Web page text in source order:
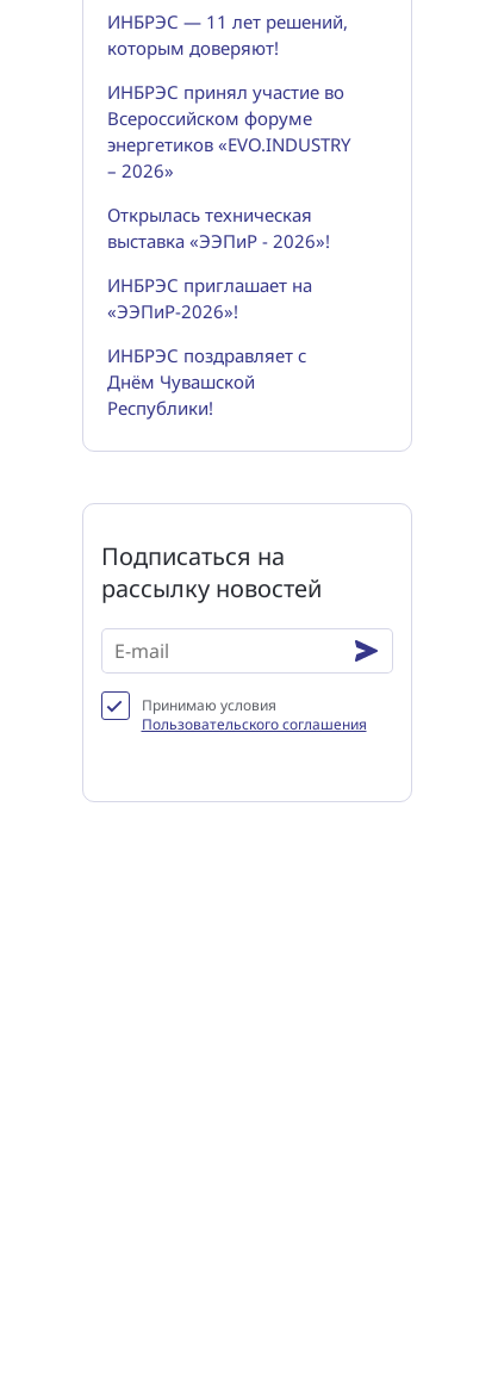
ИНБРЭС — 11 лет решений,
которым доверяют!
ИНБРЭС принял участие во
Всероссийском форуме
энергетиков «EVO.INDUSTRY
– 2026»
Открылась техническая
выставка «ЭЭПиР - 2026»!
ИНБРЭС приглашает на
«ЭЭПиР-2026»!
ИНБРЭС поздравляет с
Днём Чувашской
Республики!
Подписаться на
рассылку новостей
Принимаю условия
Пользовательского соглашения